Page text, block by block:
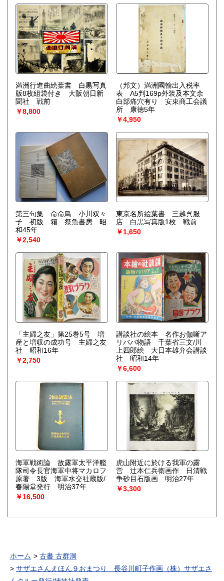
満洲行進曲絵葉書 白黒写真
版8枚組袋付き 大阪朝日新
聞社 戦前
￥8,800
（邦文）満洲國輸出入税率
表 A5判169p外装及本文余
白部痛穴有り 安東商工会議
所 康徳5年
￥4,950
第三句集 命命鳥 小川双々
子 初版 箱 祭魚書房 昭
和45年
￥2,540
東京名所絵葉書 三越呉服
店 白黒写真版1枚 戦前
￥1,650
「主婦之友」第25巻5号 増
産と増収の成功号 主婦之友
社 昭和16年
￥2,750
講談社の絵本 名作お伽噺ア
リババ物語 千葉省三文/川
上四郎絵 大日本雄弁会講談
社 昭和14年
￥6,600
海軍戦術論 故露軍太平洋艦
隊司令長官海軍中将マカロフ
原著 3版 海軍水交社蔵版/
春陽堂発行 明治37年
￥16,500
虎山附近に於ける我軍の露
営 辻本仁兵衛画作 日清戦
争砂目石版画 明治27年
￥3,300
ホーム
古書 古群洞
サザエさんえほん９おまつり 長谷川町子作画（株）サザエさ